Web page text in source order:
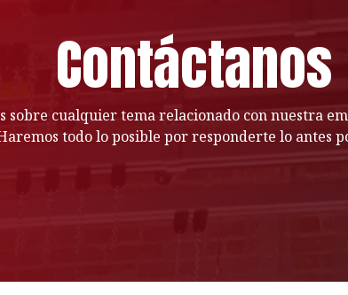
Contáctanos
sobre cualquier tema relacionado con nuestra
todo lo posible por responderte lo antes